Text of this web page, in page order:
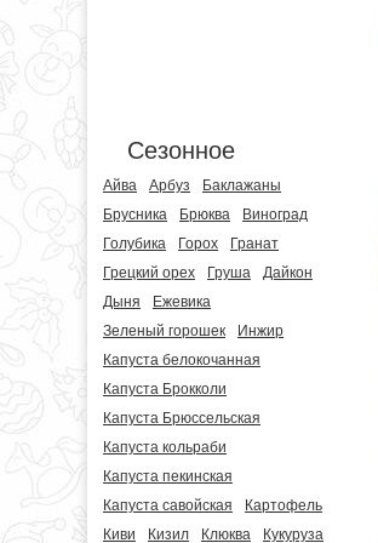
Сезонное
Айва Арбуз
Баклажаны
Брусника
Брюква
Виноград
Голубика
Горох
Гранат
Грецкий орех
Груша
Дайкон
Дыня
Ежевика
Зеленый горошек
Инжир
Капуста белокочанная
Капуста Брокколи
Капуста Брюссельская
Капуста кольраби
Капуста пекинская
Капуста савойская
Картофель
Киви
Кизил Клюква Кукуруза